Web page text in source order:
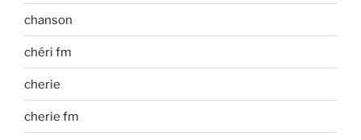
chanson
chéri fm
cherie
cherie fm